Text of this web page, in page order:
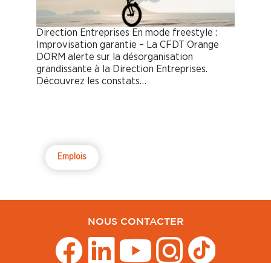
Direction Entreprises En mode freestyle :
Improvisation garantie – La CFDT Orange
DORM alerte sur la désorganisation
grandissante à la Direction Entreprises.
Découvrez les constats…
Emplois
NOUS CONTACTER